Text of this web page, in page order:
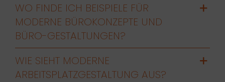
WO FINDE ICH BEISPIELE FÜR
MODERNE BÜROKONZEPTE UND
BÜRO-GESTALTUNGEN?
WIE SIEHT MODERNE
ARBEITSPLATZGESTALTUNG AUS?